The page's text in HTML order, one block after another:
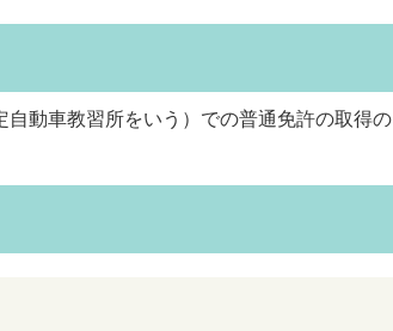
動車教習所をいう）での普通免許の取得の